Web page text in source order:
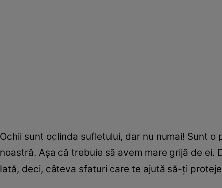
Ochii sunt oglinda sufletului, dar nu numai! Sunt
noastră. Așa că trebuie să avem mare grijă de
Iată, deci, câteva sfaturi care te ajută să-ți